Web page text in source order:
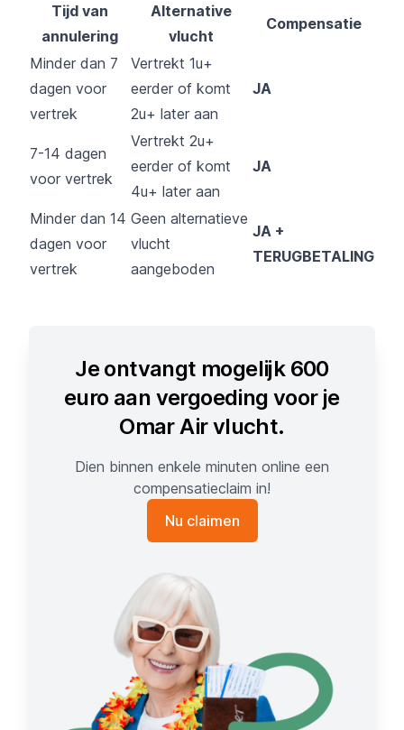
Tijd van
annulering
Alternative
vlucht
Compensatie
Minder dan 7
dagen voor
vertrek
Vertrekt 1u+
eerder of komt
2u+ later aan
JA
7-14 dagen
voor vertrek
Vertrekt 2u+
eerder of komt
4u+ later aan
JA
Minder dan 14
dagen voor
vertrek
Geen alternatieve
vlucht
aangeboden
JA +
TERUGBETALING
Je ontvangt mogelijk 600
euro aan vergoeding voor je
Omar Air vlucht.
Dien binnen enkele minuten online een
compensatieclaim in!
Nu claimen